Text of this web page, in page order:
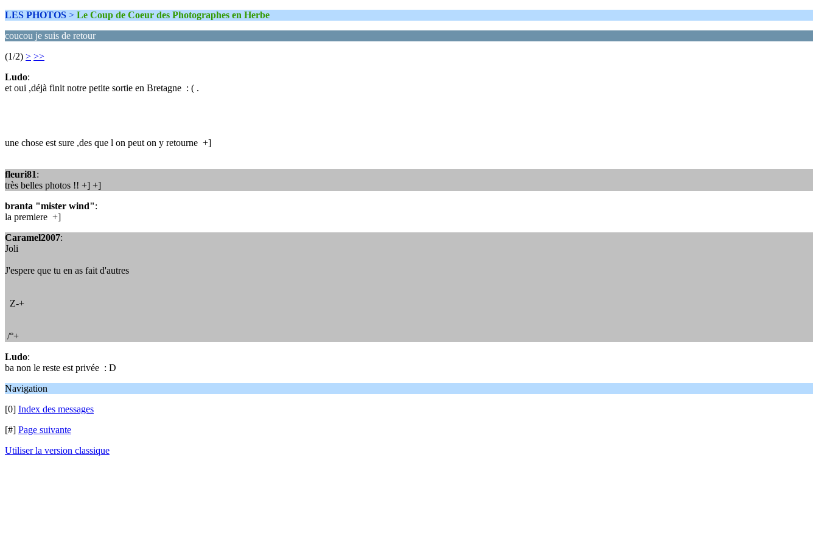
LES PHOTOS > Le Coup de Coeur des Photographes en Herbe
coucou je suis de retour
(1/2) > >>
Ludo:
et oui ,déjà finit notre petite sortie en Bretagne : ( .
une chose est sure ,des que l on peut on y retourne +]
fleuri81:
très belles photos !! +] +]
branta "mister wind":
la premiere +]
Caramel2007:
Joli
J'espere que tu en as fait d'autres
Z-+
/°+
Ludo:
ba non le reste est privée : D
Navigation
[0] Index des messages
[#] Page suivante
Utiliser la version classique